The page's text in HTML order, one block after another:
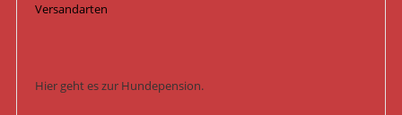
Versandarten
Hier geht es zur Hundepension.